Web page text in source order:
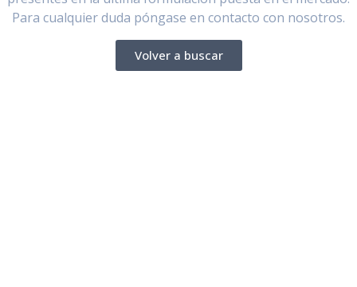
Para cualquier duda póngase en contacto con nosotros.
Volver a buscar